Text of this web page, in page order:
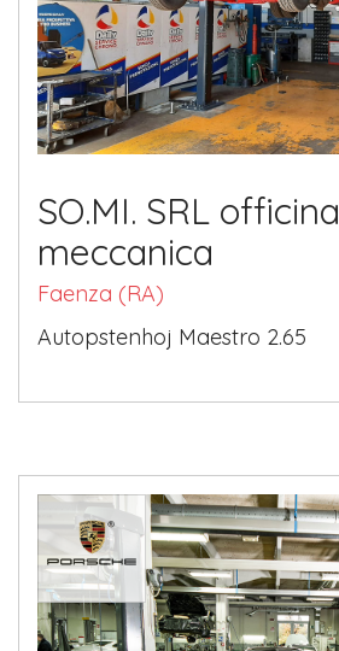
SO.MI. SRL officina
meccanica
Faenza (RA)
Autopstenhoj Maestro 2.65